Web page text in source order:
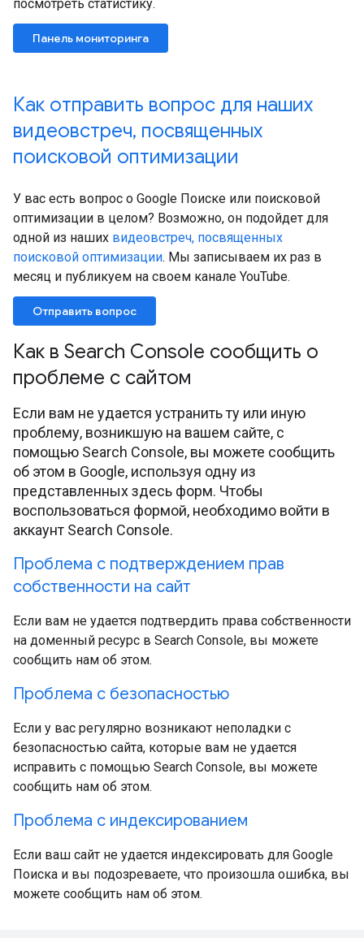
посмотреть статистику.
Панель мониторинга
Как отправить вопрос для наших
видеовстреч, посвященных
поисковой оптимизации
У вас есть вопрос о Google Поиске или поисковой
оптимизации в целом? Возможно, он подойдет для
одной из наших видеовстреч, посвященных
поисковой оптимизации. Мы записываем их раз в
месяц и публикуем на своем канале YouTube.
Отправить вопрос
Как в Search Console сообщить о
проблеме с сайтом
Если вам не удается устранить ту или иную
проблему, возникшую на вашем сайте, с
помощью Search Console, вы можете сообщить
об этом в Google, используя одну из
представленных здесь форм. Чтобы
воспользоваться формой, необходимо войти в
аккаунт Search Console.
Проблема с подтверждением прав
собственности на сайт
Если вам не удается подтвердить права собственности
на доменный ресурс в Search Console, вы можете
сообщить нам об этом.
Проблема с безопасностью
Если у вас регулярно возникают неполадки с
безопасностью сайта, которые вам не удается
исправить с помощью Search Console, вы можете
сообщить нам об этом.
Проблема с индексированием
Если ваш сайт не удается индексировать для Google
Поиска и вы подозреваете, что произошла ошибка, вы
можете сообщить нам об этом.